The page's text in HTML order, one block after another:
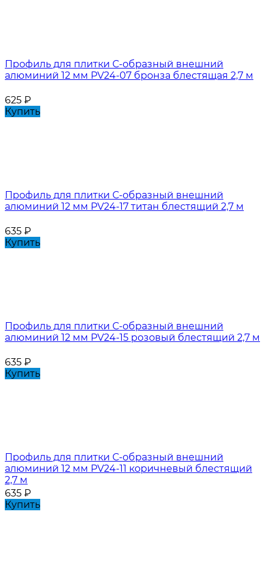
Профиль для плитки С-образный внешний
алюминий 12 мм PV24-07 бронза блестящая 2,7 м
625 ₽
Купить
Профиль для плитки С-образный внешний
алюминий 12 мм PV24-17 титан блестящий 2,7 м
635 ₽
Купить
Профиль для плитки С-образный внешний
алюминий 12 мм PV24-15 розовый блестящий 2,7 м
635 ₽
Купить
Профиль для плитки С-образный внешний
алюминий 12 мм PV24-11 коричневый блестящий
2,7 м
635 ₽
Купить